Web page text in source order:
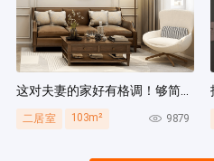
这对夫妻的家好有格调！够简洁还复古，好打扫卫生太贴心~
二居室 103m² 9879